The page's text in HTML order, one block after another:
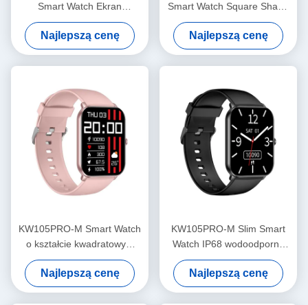
Smart Watch Ekran
AMOLED wodoodporny IP68
Najlepszą cenę
Smart Watch Square Shape
Essential Smartwatch IP68
wodoodporny
Najlepszą cenę
KW105PRO-M Smart Watch
o kształcie kwadratowym
Bluetooth wywołujący Smart
Watch Amoled Display
Najlepszą cenę
KW105PRO-M Slim Smart
Watch IP68 wodoodporny
ekran TFT Smartwatch
Najlepszą cenę